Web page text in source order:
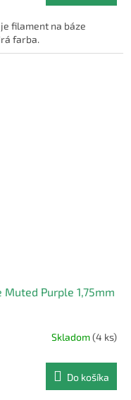
filament na báze
farba.
Purple 1,75mm
Skladom(4 ks)
Do košíka